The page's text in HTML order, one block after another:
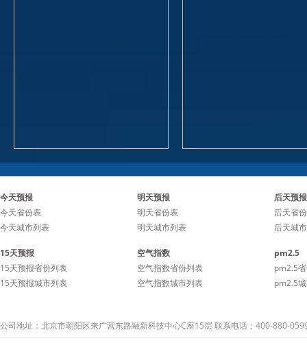
今天预报
今天省份表
今天城市列表
明天预报
明天省份表
明天城市列表
后天预报
后天省
后天城
15天预报
15天预报省份列表
15天预报城市列表
空气指数
空气指数省份列表
空气指数城市列表
pm2.5
pm2.5
pm2.5
公司地址：北京市朝阳区来广营东路融新科技中心C座15层 联系电话：400-880-